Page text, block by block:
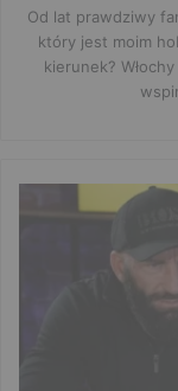
Od lat prawdziwy
który jest moim
kierunek?